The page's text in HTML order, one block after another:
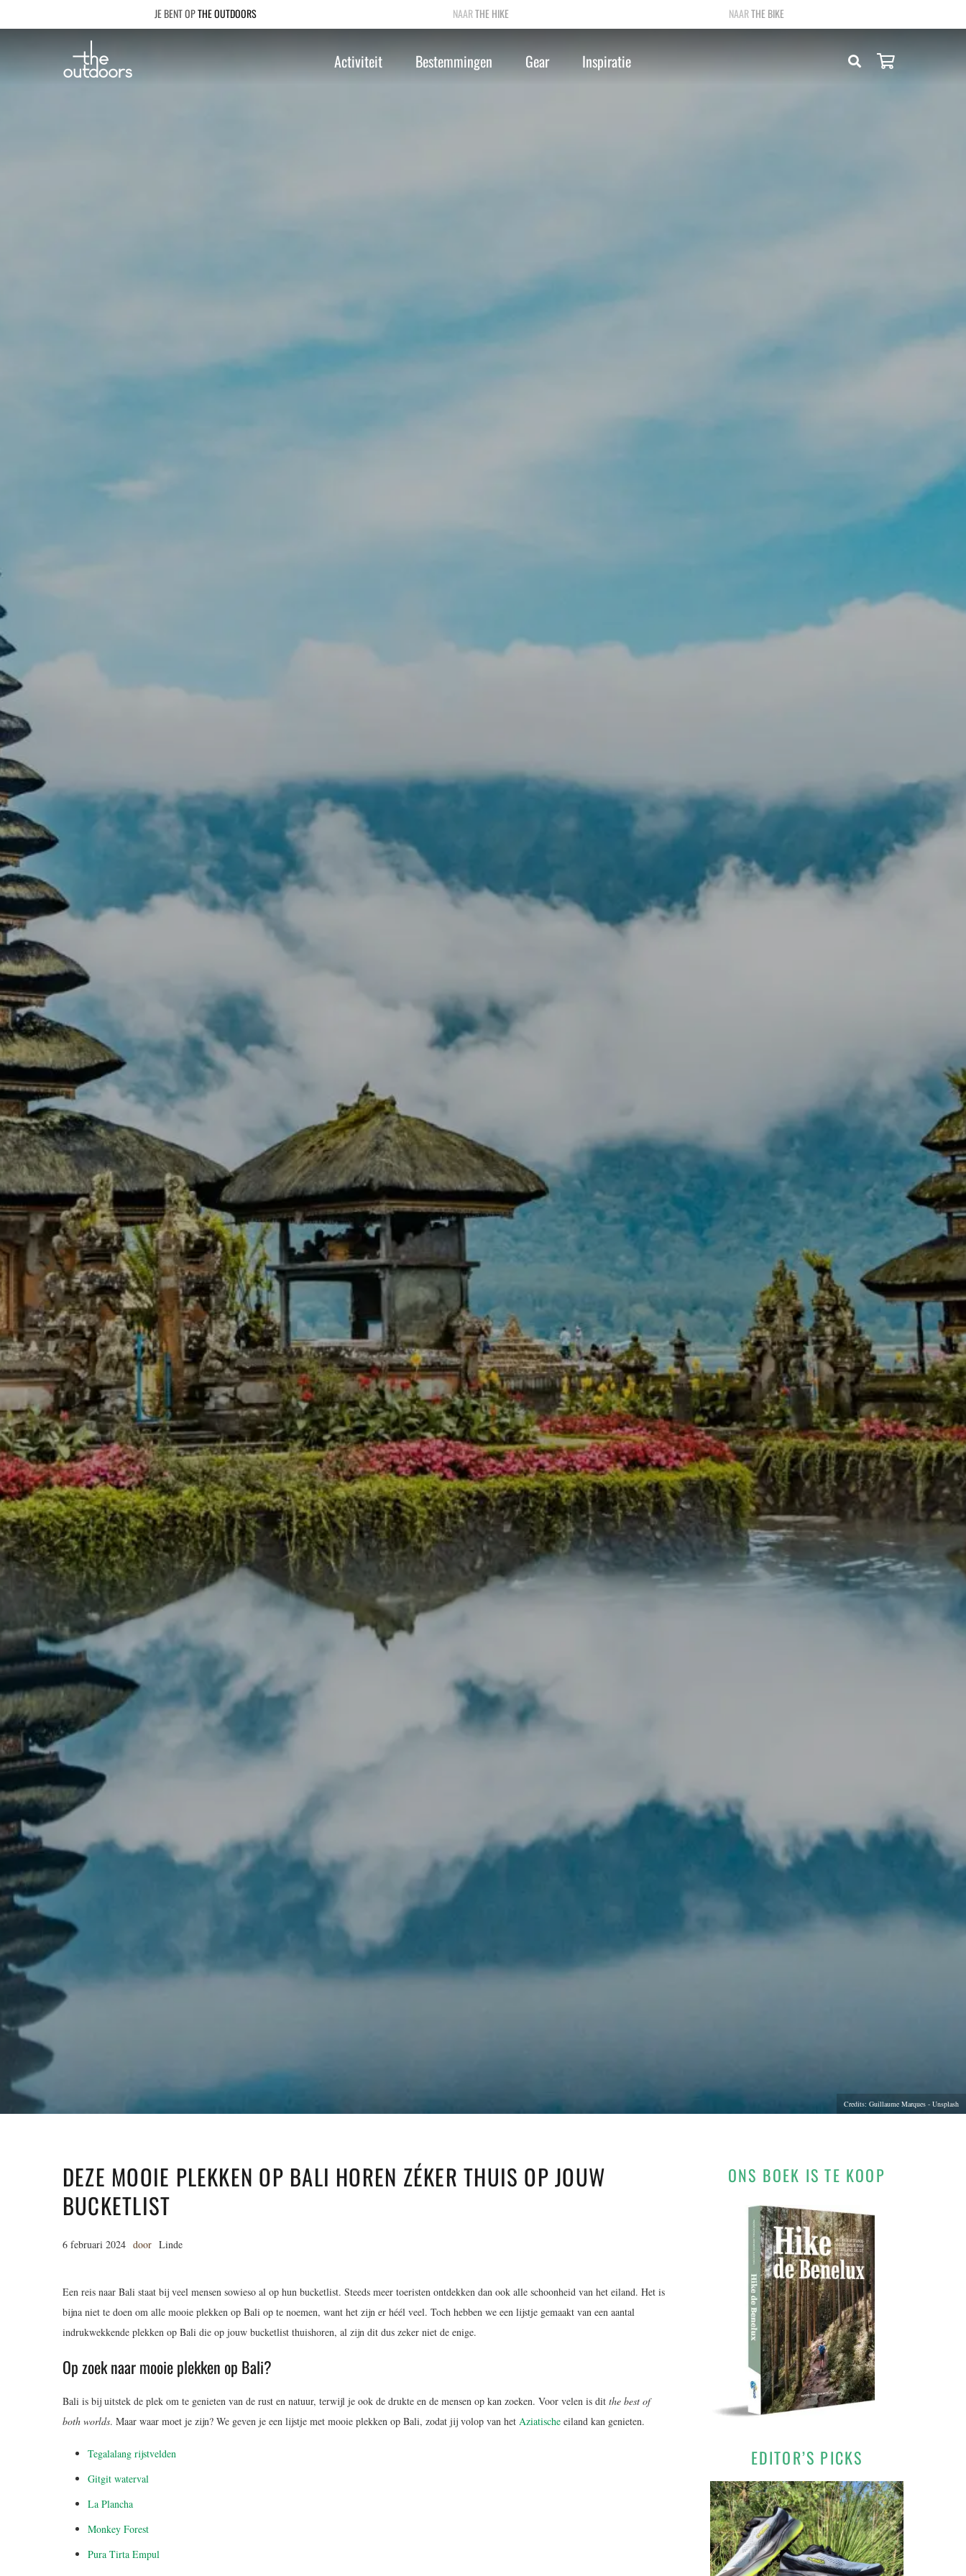
THE OUTDOORS THE HIKE THE BIKE
Activiteit Bestemmingen Gear Inspiratie
Credits: Guillaume Marques - Unsplash
DEZE MOOIE PLEKKEN OP BALI HOREN ZÉKER THUIS OP JOUW
BUCKETLIST
6 februari 2024 door Linde
Een reis naar Bali staat bij veel mensen sowieso al op hun bucketlist. Steeds meer toeristen ontdekken dan ook alle schoonheid van het eiland. Het is
bijna niet te doen om alle mooie plekken op Bali op te noemen, want het zijn er héél veel. Toch hebben we een lijstje gemaakt van een aantal
indrukwekkende plekken op Bali die op jouw bucketlist thuishoren, al zijn dit dus zeker niet de enige.
Op zoek naar mooie plekken op Bali?
Bali is bij uitstek de plek om te genieten van de rust en natuur, terwijl je ook de drukte en de mensen op kan zoeken. Voor velen is dit the best of
both worlds. Maar waar moet je zijn? We geven je een lijstje met mooie plekken op Bali, zodat jij volop van het Aziatische eiland kan genieten.
Tegalalang rijstvelden
Gitgit waterval
La Plancha
Monkey Forest
Pura Tirta Empul
ONS BOEK IS TE KOOP
EDITOR’S PICKS